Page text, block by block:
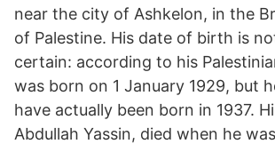
near the city of Ashkelon, in the
of Palestine. His date of birth is
certain: according to his
was born on 1 January 1929, but
have actually been born in 1937.
Abdullah Yassin, died when he